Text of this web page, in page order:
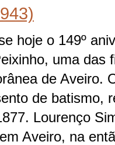
hoje o 149º
uma das
de Aveiro.
de batismo,
Lourenço
Aveiro, na